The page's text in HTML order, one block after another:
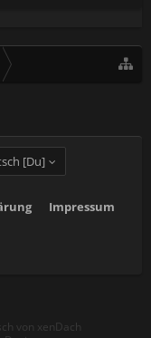
[Du]
Impressum
von xenDach